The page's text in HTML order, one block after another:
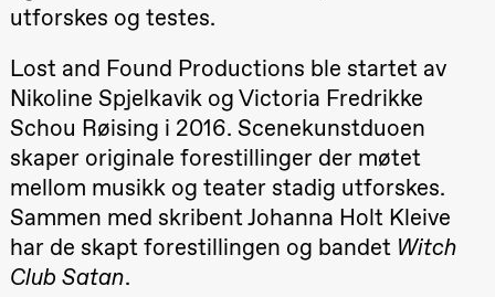
21.00
Boglárka
Börcsök &
Bolm
Store scene
(Black Box
teater)
Lørdag 12. september
19.00
Yuri
Oslo
Sinfonietta /​
Ivar Furre
utforskes og testes.
Lost and Found Productions ble startet av
Nikoline Spjelkavik og Victoria Fredrikke
Schou Røising i 2016. Scenekunstduoen
skaper originale forestillinger der møtet
mellom musikk og teater stadig utforskes.
Sammen med skribent Johanna Holt Kleive
har de skapt forestillingen og bandet Witch
Club Satan.